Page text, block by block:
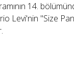
14.
Levi'nin "Size